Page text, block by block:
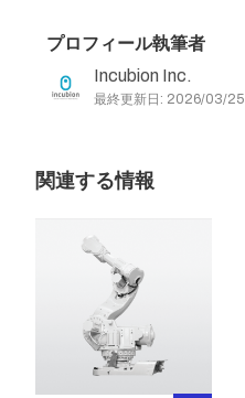
プロフィール執筆者
Incubion Inc.
最終更新日: 2026/03/25
関連する情報